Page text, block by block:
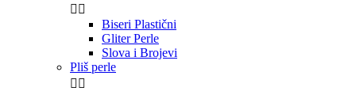
 
Biseri Plastični
Gliter Perle
Slova i Brojevi
Pliš perle
 